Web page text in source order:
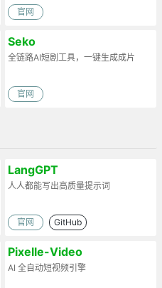
官网
Seko
全链路AI短剧工具，一键生成成片
官网
LangGPT
人人都能写出高质量提示词
官网 GitHub
Pixelle-Video
AI 全自动短视频引擎